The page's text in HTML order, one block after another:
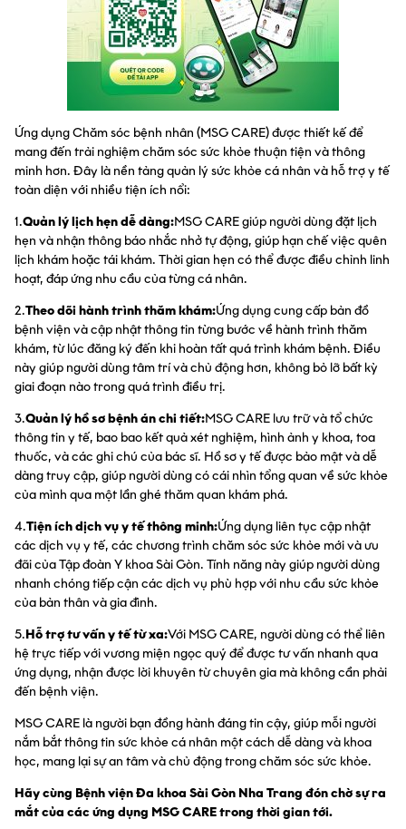
Ứng dụng Chăm sóc bệnh nhân (MSG CARE) được thiết kế để
mang đến trải nghiệm chăm sóc sức khỏe thuận tiện và thông
minh hơn. Đây là nền tảng quản lý sức khỏe cá nhân và hỗ trợ y tế
toàn diện với nhiều tiện ích nổi:
1.Quản lý lịch hẹn dễ dàng:MSG CARE giúp người dùng đặt lịch
hẹn và nhận thông báo nhắc nhở tự động, giúp hạn chế việc quên
lịch khám hoặc tái khám. Thời gian hẹn có thể được điều chỉnh linh
hoạt, đáp ứng nhu cầu của từng cá nhân.
2.Theo dõi hành trình thăm khám:Ứng dụng cung cấp bản đồ
bệnh viện và cập nhật thông tin từng bước về hành trình thăm
khám, từ lúc đăng ký đến khi hoàn tất quá trình khám bệnh. Điều
này giúp người dùng tâm trí và chủ động hơn, không bỏ lỡ bất kỳ
giai đoạn nào trong quá trình điều trị.
3.Quản lý hồ sơ bệnh án chi tiết:MSG CARE lưu trữ và tổ chức
thông tin y tế, bao bao kết quả xét nghiệm, hình ảnh y khoa, toa
thuốc, và các ghi chú của bác sĩ. Hồ sơ y tế được bảo mật và dễ
dàng truy cập, giúp người dùng có cái nhìn tổng quan về sức khỏe
của mình qua một lần ghé thăm quan khám phá.
4.Tiện ích dịch vụ y tế thông minh:Ứng dụng liên tục cập nhật
các dịch vụ y tế, các chương trình chăm sóc sức khỏe mới và ưu
đãi của Tập đoàn Y khoa Sài Gòn. Tính năng này giúp người dùng
nhanh chóng tiếp cận các dịch vụ phù hợp với nhu cầu sức khỏe
của bản thân và gia đình.
5.Hỗ trợ tư vấn y tế từ xa:Với MSG CARE, người dùng có thể liên
hệ trực tiếp với vương miện ngọc quý để được tư vấn nhanh qua
ứng dụng, nhận được lời khuyên từ chuyên gia mà không cần phải
đến bệnh viện.
MSG CARE là người bạn đồng hành đáng tin cậy, giúp mỗi người
nắm bắt thông tin sức khỏe cá nhân một cách dễ dàng và khoa
học, mang lại sự an tâm và chủ động trong chăm sóc sức khỏe.
Hãy cùng Bệnh viện Đa khoa Sài Gòn Nha Trang đón chờ sự ra
mắt của các ứng dụng MSG CARE trong thời gian tới.